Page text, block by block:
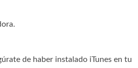
de haber instalado iTunes en tu